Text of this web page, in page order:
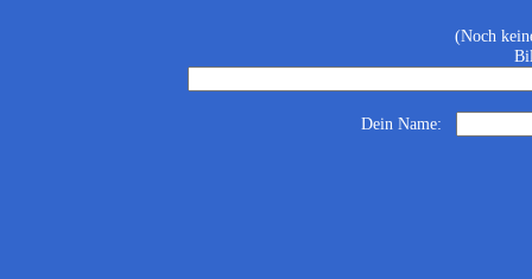
(Noch
Dein Name: